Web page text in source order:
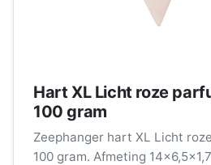
Hart XL Licht roze
100 gram
Zeephanger hart XL Licht
100 gram. Afmeting